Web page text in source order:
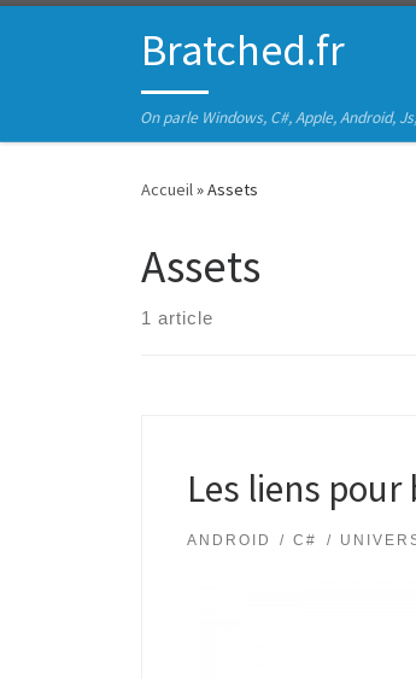
Passer au contenuBratched.fr
On parle Windows, C#, Apple, Android,
Accueil»Assets
Assets
1 article
Les liens
ANDROID C#